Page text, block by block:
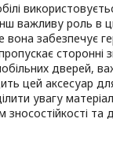
важливу роль в
вона забезпечує
сторонні
дверей,
цей аксесуар
увагу
зносостійкості